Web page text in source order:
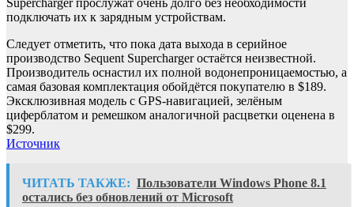
Supercharger прослужат очень долго без необходимости
подключать их к зарядным устройствам.
Следует отметить, что пока дата выхода в серийное
производство Sequent Supercharger остаётся неизвестной.
Производитель оснастил их полной водонепроницаемостью, а
самая базовая комплектация обойдётся покупателю в $189.
Эксклюзивная модель с GPS-навигацией, зелёным
циферблатом и ремешком аналогичной расцветки оценена в
$299.
Источник
ЧИТАТЬ ТАКЖЕ: Пользователи Windows Phone 8.1
остались без обновлений от Microsoft